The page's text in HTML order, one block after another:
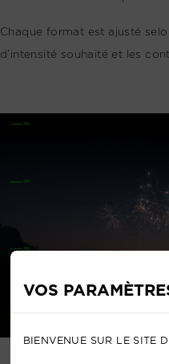
Chaque format est ajusté
d’intensité souhaité et les
VOS
BIENVENUE SUR LE SITE